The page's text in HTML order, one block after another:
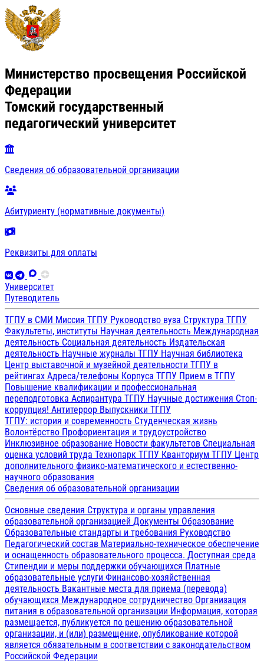
Министерство просвещения Российской
Федерации
Томский государственный
педагогический университет
Сведения об образовательной организации
Абитуриенту (нормативные документы)
Реквизиты для оплаты
Университет
Путеводитель
ТГПУ в СМИ Миссия ТГПУ Руководство вуза Структура ТГПУ
Факультеты, институты Научная деятельность Международная
деятельность Социальная деятельность Издательская
деятельность Научные журналы ТГПУ Научная библиотека
Центр выставочной и музейной деятельности ТГПУ в
рейтингах Адреса/телефоны Корпуса ТГПУ Прием в ТГПУ
Повышение квалификации и профессиональная
переподготовка Аспирантура ТГПУ Научные достижения Стоп-
коррупция! Антитеррор Выпускники ТГПУ
ТГПУ: история и современность Студенческая жизнь
Волонтёрство Профориентация и трудоустройство
Инклюзивное образование Новости факультетов Специальная
оценка условий труда Технопарк ТГПУ Кванториум ТГПУ Центр
дополнительного физико-математического и естественно-
научного образования
Сведения об образовательной организации
Основные сведения Структура и органы управления
образовательной организацией Документы Образование
Образовательные стандарты и требования Руководство
Педагогический состав Материально-техническое обеспечение
и оснащенность образовательного процесса. Доступная среда
Стипендии и меры поддержки обучающихся Платные
образовательные услуги Финансово-хозяйственная
деятельность Вакантные места для приема (перевода)
обучающихся Международное сотрудничество Организация
питания в образовательной организации Информация, которая
размещается, публикуется по решению образовательной
организации, и (или) размещение, опубликование которой
является обязательным в соответствии с законодательством
Российской Федерации